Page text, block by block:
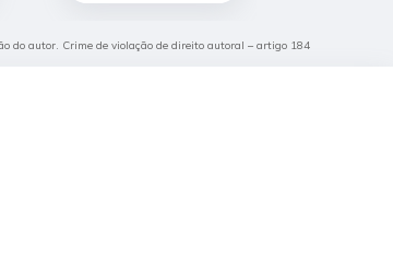
do autor. Crime de violação de direito autoral – artigo 184